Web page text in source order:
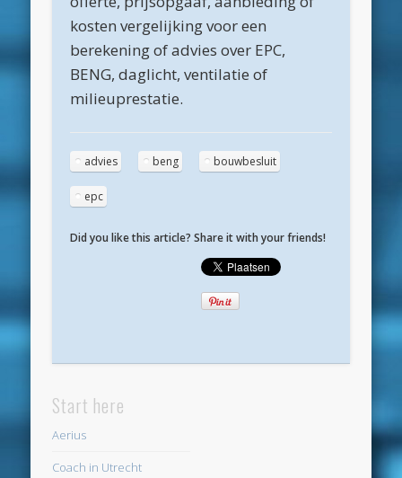
april 2020
maart 2020
december 2019
november 2019
oktober 2019
maart 2019
februari 2019
januari 2019
kosten vergelijking voor een
berekening of advies over EPC,
BENG, daglicht, ventilatie of
milieuprestatie.
advies beng bouwbesluit
epc
Did you like this article? Share it with your friends!
Start here
Aerius
Coach in Utrecht